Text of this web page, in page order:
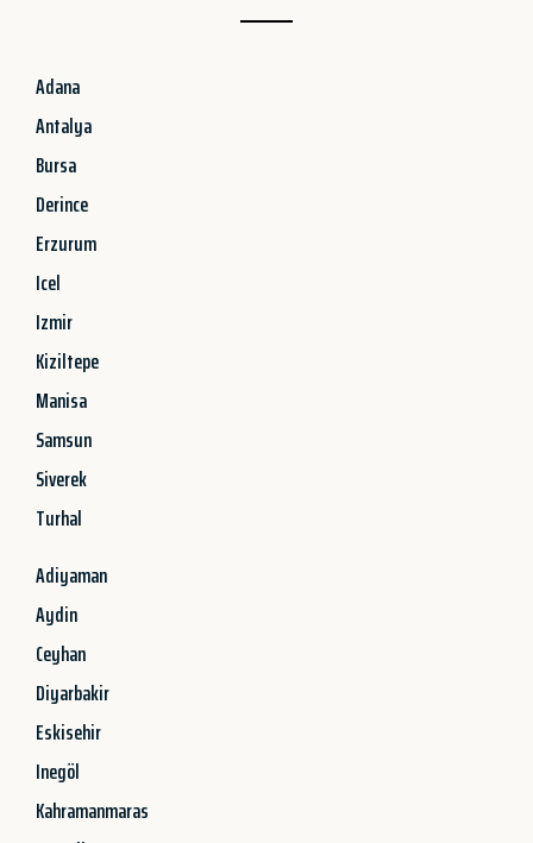
Adana
Antalya
Bursa
Derince
Erzurum
Icel
Izmir
Kiziltepe
Manisa
Samsun
Siverek
Turhal
Adiyaman
Aydin
Ceyhan
Diyarbakir
Eskisehir
Inegöl
Kahramanmaras